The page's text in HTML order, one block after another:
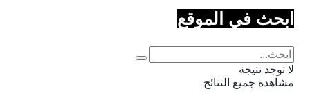
ابحث في الموقع
لا توجد نتيجة
مشاهدة جميع النتائج